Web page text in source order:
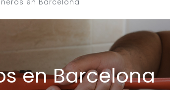
en Barcelona
en Barcelona